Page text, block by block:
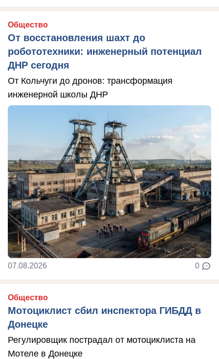
Общество
От восстановления шахт до
робототехники: инженерный потенциал
ДНР сегодня
От Кольчуги до дронов: трансформация
инженерной школы ДНР
07.08.2026 0
Общество
Мотоциклист сбил инспектора ГИБДД в
Донецке
Регулировщик пострадал от мотоциклиста на
Мотеле в Донецке